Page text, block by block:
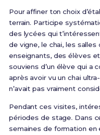
Pour affiner ton choix
terrain. Participe
des lycées qui
de vigne, le chai, les
enseignants, des élèves
souviens d’un élève qui a
après avoir vu un chai
n’avait pas vraiment
Pendant ces visites,
périodes de stage. Dans
semaines de formation en